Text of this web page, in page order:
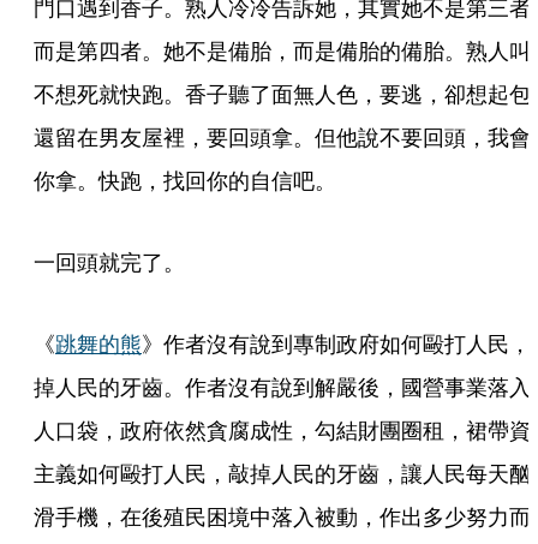
門口遇到香子。熟人冷冷告訴她，其實她不是第三者
而是第四者。她不是備胎，而是備胎的備胎。熟人叫
不想死就快跑。香子聽了面無人色，要逃，卻想起包
還留在男友屋裡，要回頭拿。但他說不要回頭，我會
你拿。快跑，找回你的自信吧。
一回頭就完了。
《跳舞的熊》作者沒有說到專制政府如何毆打人民，
掉人民的牙齒。作者沒有說到解嚴後，國營事業落入
人口袋，政府依然貪腐成性，勾結財團圈租，裙帶資
主義如何毆打人民，敲掉人民的牙齒，讓人民每天酗
滑手機，在後殖民困境中落入被動，作出多少努力而